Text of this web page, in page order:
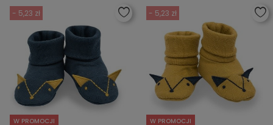
- 5,23 zł
W PROMOCJI
- 5,23 zł
W PROMOCJI